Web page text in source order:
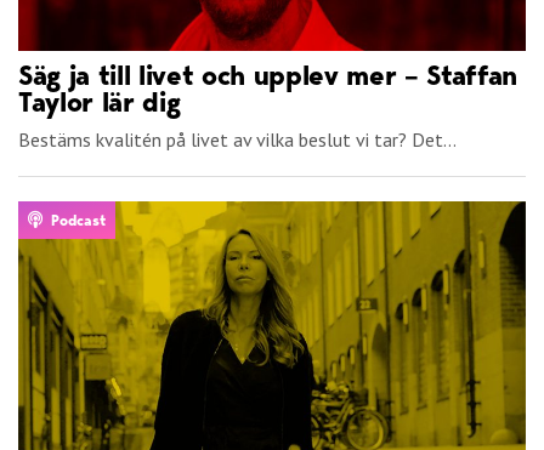
Säg ja till livet och upplev mer – Staffan
Taylor lär dig
Bestäms kvalitén på livet av vilka beslut vi tar? Det...
Podcast